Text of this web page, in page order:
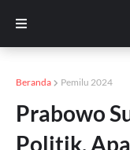
Beranda Pemilu 2024
Prabowo
Politik,